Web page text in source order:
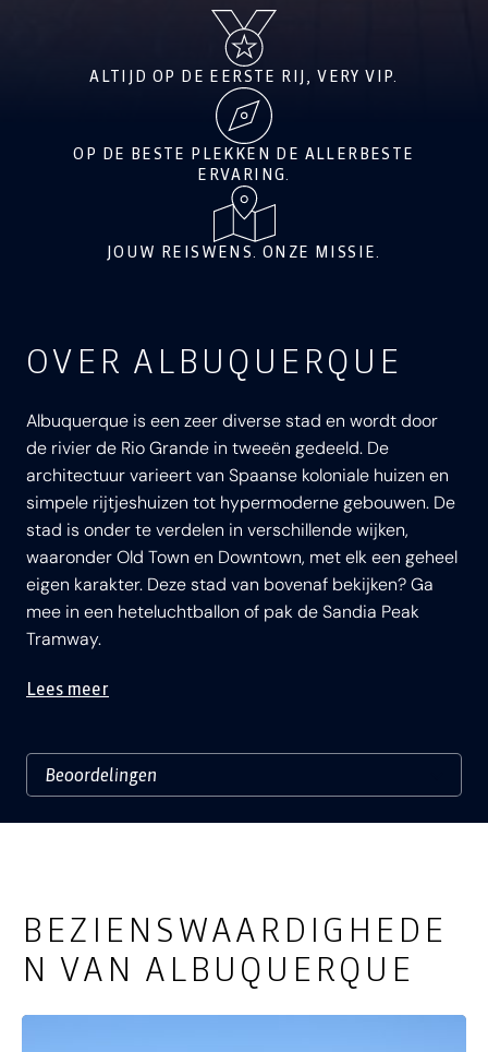
ALTIJD OP DE EERSTE RIJ, VERY VIP.
OP DE BESTE PLEKKEN DE ALLERBESTE
ERVARING.
JOUW REISWENS. ONZE MISSIE.
OVER ALBUQUERQUE
Albuquerque is een zeer diverse stad en wordt door
de rivier de Rio Grande in tweeën gedeeld. De
architectuur varieert van Spaanse koloniale huizen en
simpele rijtjeshuizen tot hypermoderne gebouwen. De
stad is onder te verdelen in verschillende wijken,
waaronder Old Town en Downtown, met elk een geheel
eigen karakter. Deze stad van bovenaf bekijken? Ga
mee in een heteluchtballon of pak de Sandia Peak
Tramway.
Lees meer
BEZIENSWAARDIGHEDE
N VAN ALBUQUERQUE